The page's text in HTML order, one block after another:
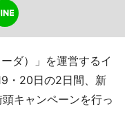
ダ）」を運営するイ
・20日の2日間、新
キャンペーンを行っ